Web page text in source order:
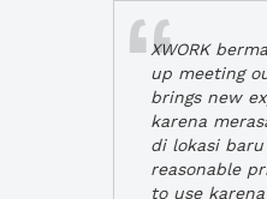
XWORK
up meeting
brings new
karena
di lokasi baru
reasonable
to use